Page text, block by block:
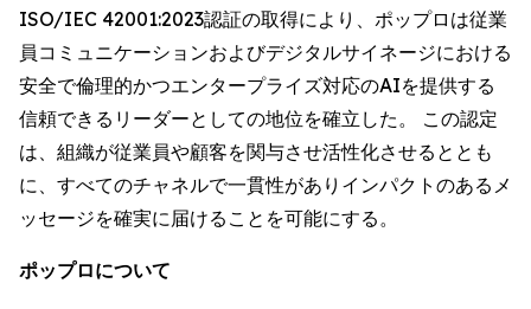
ISO/IEC 42001:2023認証の取得により、ポップロは従業
員コミュニケーションおよびデジタルサイネージにおける
安全で倫理的かつエンタープライズ対応のAIを提供する
信頼できるリーダーとしての地位を確立した。 この認定
は、組織が従業員や顧客を関与させ活性化させるととも
に、すべてのチャネルで一貫性がありインパクトのあるメ
ッセージを確実に届けることを可能にする。
ポップロについて